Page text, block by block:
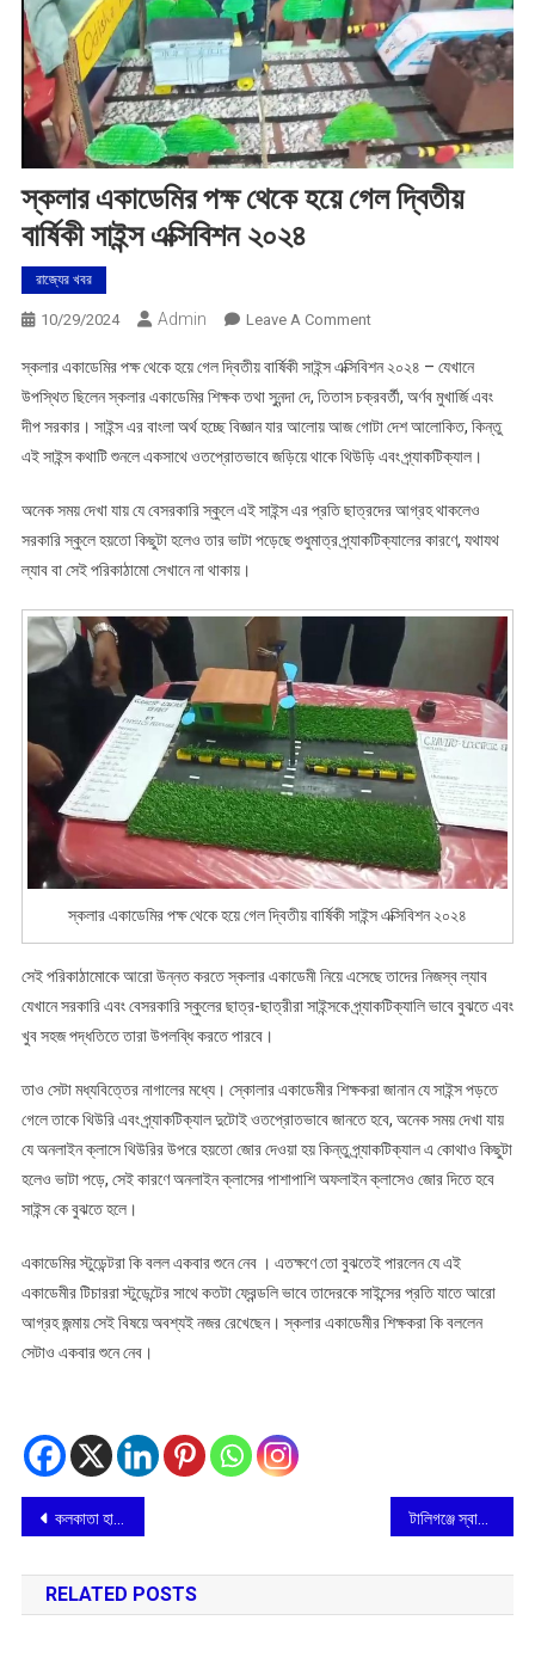
স্কলার একাডেমির পক্ষ থেকে হয়ে গেল দ্বিতীয়
বার্ষিকী সাইন্স এক্সিবিশন ২০২৪
রাজ্যের খবর
10/29/2024 Admin Leave A CommentOn
একাডেমির
পক্ষ
থেকে
হয়ে
দ্বিতীয়
বার্ষিকী
২০২৪
স্কলার একাডেমির পক্ষ থেকে হয়ে গেল দ্বিতীয় বার্ষিকী সাইন্স এক্সিবিশন ২০২৪ – যেখানে
উপস্থিত ছিলেন স্কলার একাডেমির শিক্ষক তথা সুনন্দা দে, তিতাস চক্রবর্তী, অর্ণব মুখার্জি এবং
দীপ সরকার। সাইন্স এর বাংলা অর্থ হচ্ছে বিজ্ঞান যার আলোয় আজ গোটা দেশ আলোকিত, কিন্তু
এই সাইন্স কথাটি শুনলে একসাথে ওতপ্রোতভাবে জড়িয়ে থাকে থিউড়ি এবং প্র্যাকটিক্যাল।
অনেক সময় দেখা যায় যে বেসরকারি স্কুলে এই সাইন্স এর প্রতি ছাত্রদের আগ্রহ থাকলেও
সরকারি স্কুলে হয়তো কিছুটা হলেও তার ভাটা পড়েছে শুধুমাত্র প্র্যাকটিক্যালের কারণে, যথাযথ
ল্যাব বা সেই পরিকাঠামো সেখানে না থাকায়।
স্কলার একাডেমির পক্ষ থেকে হয়ে গেল দ্বিতীয় বার্ষিকী সাইন্স এক্সিবিশন ২০২৪
সেই পরিকাঠামোকে আরো উন্নত করতে স্কলার একাডেমী নিয়ে এসেছে তাদের নিজস্ব ল্যাব
যেখানে সরকারি এবং বেসরকারি স্কুলের ছাত্র-ছাত্রীরা সাইন্সকে প্র্যাকটিক্যালি ভাবে বুঝতে এবং
খুব সহজ পদ্ধতিতে তারা উপলব্ধি করতে পারবে।
তাও সেটা মধ্যবিত্তের নাগালের মধ্যে। স্কোলার একাডেমীর শিক্ষকরা জানান যে সাইন্স পড়তে
গেলে তাকে থিউরি এবং প্র্যাকটিক্যাল দুটোই ওতপ্রোতভাবে জানতে হবে, অনেক সময় দেখা যায়
যে অনলাইন ক্লাসে থিউরির উপরে হয়তো জোর দেওয়া হয় কিন্তু প্র্যাকটিক্যাল এ কোথাও কিছুটা
হলেও ভাটা পড়ে, সেই কারণে অনলাইন ক্লাসের পাশাপাশি অফলাইন ক্লাসেও জোর দিতে হবে
সাইন্স কে বুঝতে হলে।
একাডেমির স্টুডেন্টরা কি বলল একবার শুনে নেব । এতক্ষণে তো বুঝতেই পারলেন যে এই
একাডেমীর টিচাররা স্টুডেন্টের সাথে কতটা ফ্রেন্ডলি ভাবে তাদেরকে সাইন্সের প্রতি যাতে আরো
আগ্রহ জন্মায় সেই বিষয়ে অবশ্যই নজর রেখেছেন। স্কলার একাডেমীর শিক্ষকরা কি বললেন
সেটাও একবার শুনে নেব।
Post
navigation
কলকাতা হাইকোর্টের ‘মিডিয়েশন’ প্রশিক্ষণে সূযোগ পেলেন পূবের কলম পত্রিকার আইনী সংবাদদাতা টালিগঞ্জে স্বামী প্রণবানন্দ বিদ্যাপীঠে ভর্তি শুরু হচ্ছে ৫ নভেম্বর
RELATED POSTS